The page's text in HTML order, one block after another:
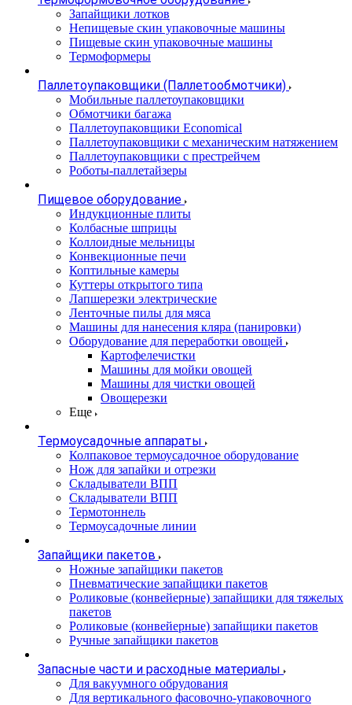
Запайщики лотков
Непищевые скин упаковочные машины
Пищевые скин упаковочные машины
Термоформеры
Паллетоупаковщики (Паллетообмотчики)
Мобильные паллетоупаковщики
Обмотчики багажа
Паллетоупаковщики Economical
Паллетоупаковщики с механическим натяжением
Паллетоупаковщики с престрейчем
Роботы-паллетайзеры
Пищевое оборудование
Индукционные плиты
Колбасные шприцы
Коллоидные мельницы
Конвекционные печи
Коптильные камеры
Куттеры открытого типа
Лапшерезки электрические
Ленточные пилы для мяса
Машины для нанесения кляра (панировки)
Оборудование для переработки овощей
Картофелечистки
Машины для мойки овощей
Машины для чистки овощей
Овощерезки
Еще
Термоусадочные аппараты
Колпаковое термоусадочное оборудование
Нож для запайки и отрезки
Складыватели ВПП
Складыватели ВПП
Термотоннель
Термоусадочные линии
Запайщики пакетов
Ножные запайщики пакетов
Пневматические запайщики пакетов
Роликовые (конвейерные) запайщики для тяжелых
пакетов
Роликовые (конвейерные) запайщики пакетов
Ручные запайщики пакетов
Запасные части и расходные материалы
Для вакуумного обрудования
Для вертикального фасовочно-упаковочного